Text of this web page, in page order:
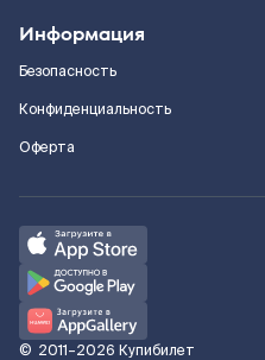
Информация
Безопасность
Конфиденциальность
Оферта
© 2011–2026 Купибилет